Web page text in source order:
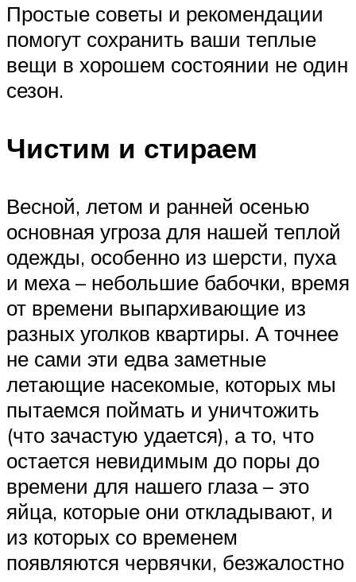
Простые советы и рекомендации
помогут сохранить ваши теплые
вещи в хорошем состоянии не один
сезон.
Чистим и стираем
Весной, летом и ранней осенью
основная угроза для нашей теплой
одежды, особенно из шерсти, пуха
и меха – небольшие бабочки, время
от времени выпархивающие из
разных уголков квартиры. А точнее
не сами эти едва заметные
летающие насекомые, которых мы
пытаемся поймать и уничтожить
(что зачастую удается), а то, что
остается невидимым до поры до
времени для нашего глаза – это
яйца, которые они откладывают, и
из которых со временем
появляются червячки, безжалостно